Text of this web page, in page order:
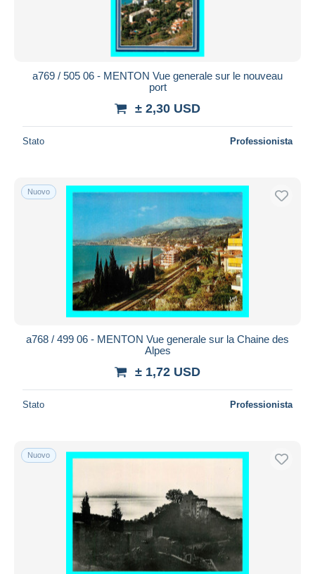
a769 / 505 06 - MENTON Vue generale sur le nouveau
port
± 2,30 USD
Stato Professionista
Nuovo
a768 / 499 06 - MENTON Vue generale sur la Chaine des
Alpes
± 1,72 USD
Stato Professionista
Nuovo